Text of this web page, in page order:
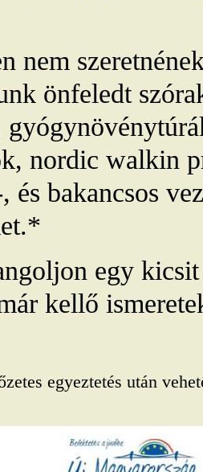
nem
önfeledt
nordic walkin
és bakancsos
egy
kellő
egyeztetés után